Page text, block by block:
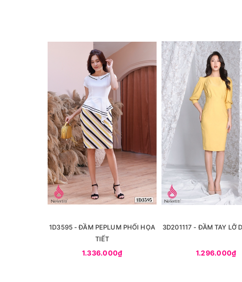
1D3595 - ĐẦM PEPLUM PHỐI HỌA
TIẾT
1.336.000₫
3D201117 - ĐẦM TAY LỠ
1.296.000₫